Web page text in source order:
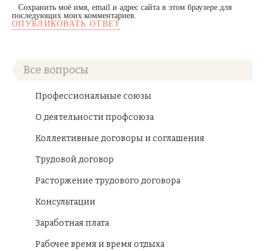
Сохранить моё имя, email и адрес сайта в этом браузере для
последующих моих комментариев.
Все вопросы
Профессиональные союзы
О деятельности профсоюза
Коллективные договоры и соглашения
Трудовой договор
Расторжение трудового договора
Консультации
Заработная плата
Рабочее время и время отдыха